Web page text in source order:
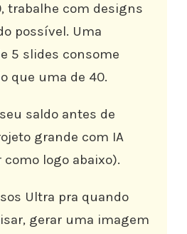
trabalhe com designs
possível. Uma
5 slides consome
que uma de 40.
saldo antes de
grande com IA
logo abaixo).
Ultra pra quando
gerar uma imagem